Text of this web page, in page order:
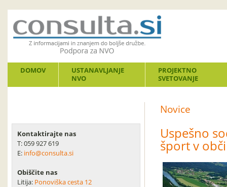
DOMOV
USTANAVLJANJE
NVO
PROJEKTNO
SVETOVANJE
Kontaktirajte nas
T: 059 927 619
E: info@consulta.si
Obiščite nas
Litija: Ponoviška cesta 12
Novice
Uspešno
šport v